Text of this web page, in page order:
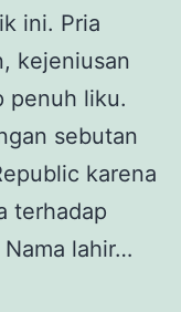
ini. Pria
kejeniusan
penuh liku.
sebutan
karena
terhadap
lahir…